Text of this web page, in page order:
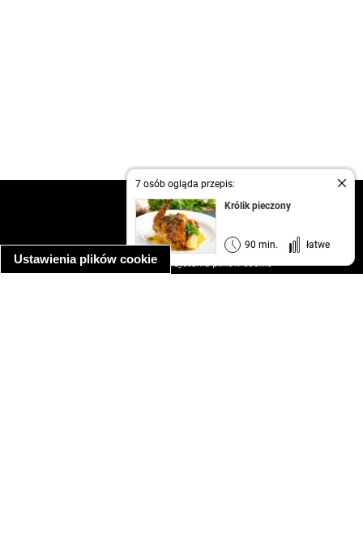
Ustawienia plików cookie
7 osób ogląda przepis:
Królik pieczony
90 min. łatwe
kontakt
regulamin
informacja o prywatności
informacja o wykorzystaniu plików cookie